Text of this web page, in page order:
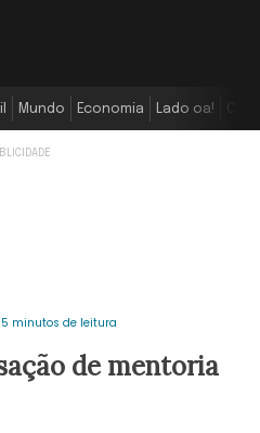
Mundo Economia Lado oa!
5 minutos de leitura
de mentoria